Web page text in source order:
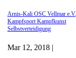
Arnis-Kali OSC Vellmar e.V.,
Kampfsport Kampfkunst
Selbstverteidigung
Mar 12, 2018 |